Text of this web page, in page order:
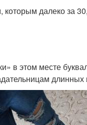
далеко за
в этом месте
длинных